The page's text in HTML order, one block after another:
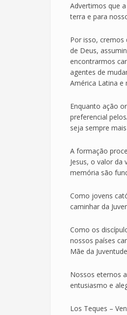
Advertimos que
terra e para
Por isso,
de Deus,
encontrarmos
agentes de
América Latina e
Enquanto ação
preferencial
seja sempre
A formação
Jesus, o valor
memória são
Como jovens
caminhar da
Como os
nossos países
Mãe da
Nossos eternos
entusiasmo e
Los Teques –